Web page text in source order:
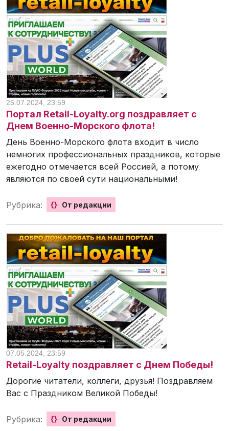
25.07.2024, 23:59
Портал Retail-Loyalty.org поздравляет с
Днем Военно-Морского флота!
День Военно-Морского флота входит в число
немногих профессиональных праздников, которые
ежегодно отмечается всей Россией, а потому
являются по своей сути национальными!
Рубрика: {} От редакции
07.05.2024, 23:59
Retail-Loyalty поздравляет с Днем Победы!
Дорогие читатели, коллеги, друзья! Поздравляем
Вас с Праздником Великой Победы!
Рубрика: {} От редакции